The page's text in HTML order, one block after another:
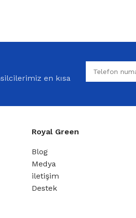
Serisi
arıtma cihazları
en kısa
Royal Green
Blog
Medya
iletişim
Destek